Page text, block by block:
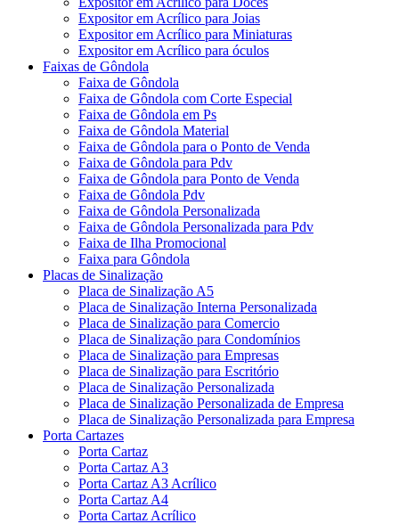
Expositor em Acrílico para Joias
Expositor em Acrílico para Miniaturas
Expositor em Acrílico para óculos
Faixas de Gôndola
Faixa de Gôndola
Faixa de Gôndola com Corte Especial
Faixa de Gôndola em Ps
Faixa de Gôndola Material
Faixa de Gôndola para o Ponto de Venda
Faixa de Gôndola para Pdv
Faixa de Gôndola para Ponto de Venda
Faixa de Gôndola Pdv
Faixa de Gôndola Personalizada
Faixa de Gôndola Personalizada para Pdv
Faixa de Ilha Promocional
Faixa para Gôndola
Placas de Sinalização
Placa de Sinalização A5
Placa de Sinalização Interna Personalizada
Placa de Sinalização para Comercio
Placa de Sinalização para Condomínios
Placa de Sinalização para Empresas
Placa de Sinalização para Escritório
Placa de Sinalização Personalizada
Placa de Sinalização Personalizada de Empresa
Placa de Sinalização Personalizada para Empresa
Porta Cartazes
Porta Cartaz
Porta Cartaz A3
Porta Cartaz A3 Acrílico
Porta Cartaz A4
Porta Cartaz Acrílico